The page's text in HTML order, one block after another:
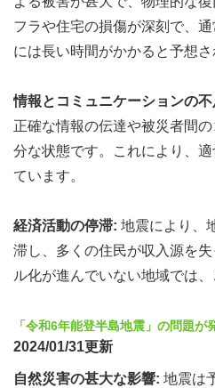
フラや住宅の損傷が深刻で、
には長い時間がかかると予想さ
情報とコミュニケーションの不
正確な情報の伝達や被災者間
分な状態です。これにより、
ています。
経済活動の停滞: 地震により、
滞し、多くの住民が収入源を
ル化が進んでいない地域では、
「令和6年能登半島地震」の問題
2024/01/31更新
自然災害の甚大な影響: 地震は